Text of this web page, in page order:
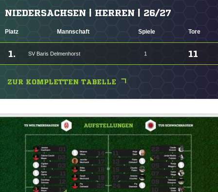
NIEDERSACHSEN | HERREN | 26/27
Platz Mannschaft Spiele Tore
1. SV Baris Delmenhorst 1 11
ZUR KOMPLETTEN TABELLE